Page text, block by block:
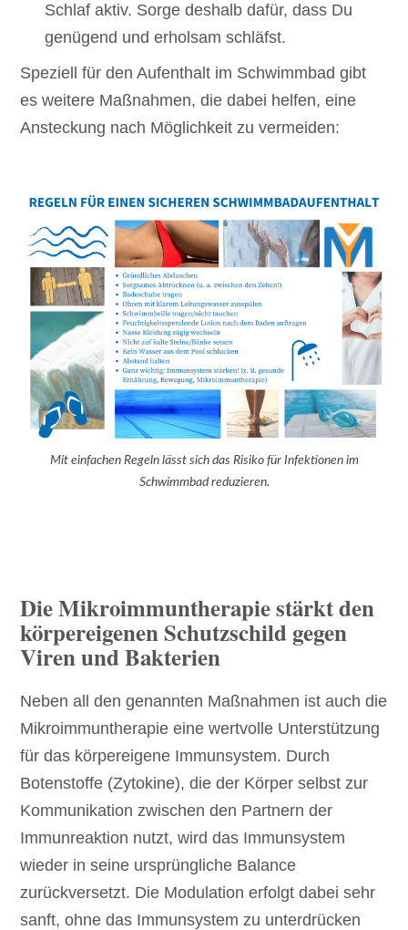
Schlaf aktiv. Sorge deshalb dafür, dass Du
genügend und erholsam schläfst.
Speziell für den Aufenthalt im Schwimmbad gibt
es weitere Maßnahmen, die dabei helfen, eine
Ansteckung nach Möglichkeit zu vermeiden:
Mit einfachen Regeln lässt sich das Risiko für Infektionen im
Schwimmbad reduzieren.
Die Mikroimmuntherapie stärkt den
körpereigenen Schutzschild gegen
Viren und Bakterien
Neben all den genannten Maßnahmen ist auch die
Mikroimmuntherapie eine wertvolle Unterstützung
für das körpereigene Immunsystem. Durch
Botenstoffe (Zytokine), die der Körper selbst zur
Kommunikation zwischen den Partnern der
Immunreaktion nutzt, wird das Immunsystem
wieder in seine ursprüngliche Balance
zurückversetzt. Die Modulation erfolgt dabei sehr
sanft, ohne das Immunsystem zu unterdrücken